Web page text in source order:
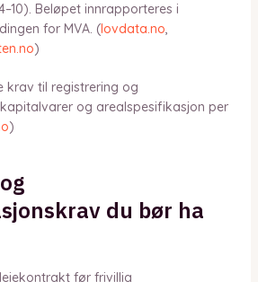
Beløpet innrapporteres i
for MVA. (lovdata.no,
)
krav til registrering og
og arealspesifikasjon per
)
du bør ha
før frivillig